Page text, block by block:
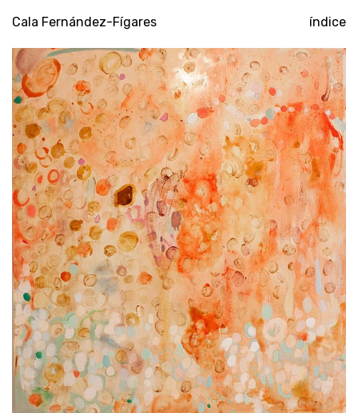
Cala Fernández-Fígares índice